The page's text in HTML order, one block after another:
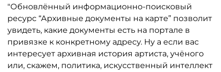
"Обновлённый информационно-поисковый
ресурс “Архивные документы на карте” позволит
увидеть, какие документы есть на портале в
привязке к конкретному адресу. Ну а если вас
интересует архивная история артиста, учёного
или, скажем, политика, искусственный интеллект